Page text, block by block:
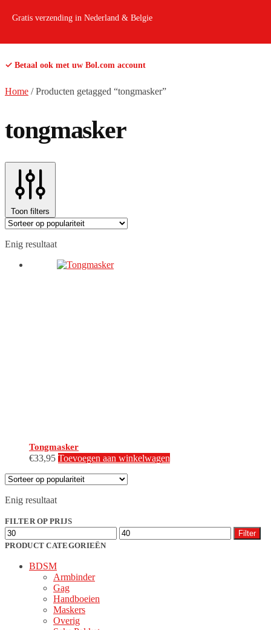
Gratis verzending in Nederland & Belgie
✓ Betaal ook met uw Bol.com account
Home /Producten getagged “tongmasker”
tongmasker
Toon filters
Enig resultaat
Tongmasker
€33,95 Toevoegen aan winkelwagen
Enig resultaat
FILTER OP PRIJS
Min.
prijs
Max.
prijs
Filter
PRODUCT CATEGORIEËN
BDSM
Armbinder
Gag
Handboeien
Maskers
Overig